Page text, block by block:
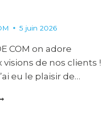
5 juin 2026
COM on adore
visions de nos clients !
eu le plaisir de…